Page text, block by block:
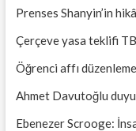
Prenses Shanyin’in
Çerçeve yasa teklifi
Öğrenci affı
Ahmet Davutoğlu
Ebenezer Scrooge: